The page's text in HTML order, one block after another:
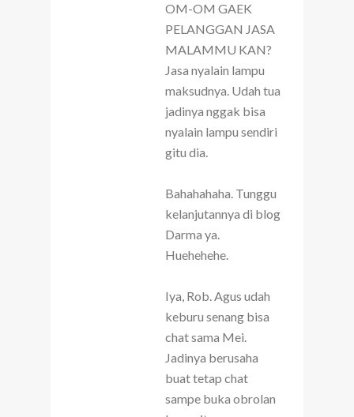
OM-OM GAEK
PELANGGAN JASA
MALAMMU KAN?
Jasa nyalain lampu
maksudnya. Udah tua
jadinya nggak bisa
nyalain lampu sendiri
gitu dia.
Bahahahaha. Tunggu
kelanjutannya di blog
Darma ya.
Huehehehe.
Iya, Rob. Agus udah
keburu senang bisa
chat sama Mei.
Jadinya berusaha
buat tetap chat
sampe buka obrolan